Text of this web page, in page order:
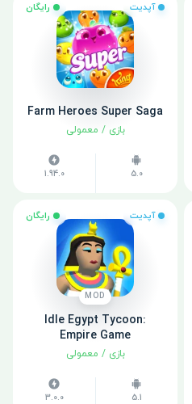
آپدیت رایگان
Farm Heroes Super Saga
بازی / معمولی
5.0
1.94.0
آپدیت رایگان
MOD
Idle Egypt Tycoon:
Empire Game
بازی / معمولی
5.1
3.0.0